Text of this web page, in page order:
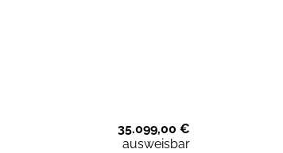
35.099,00 €
ausweisbar